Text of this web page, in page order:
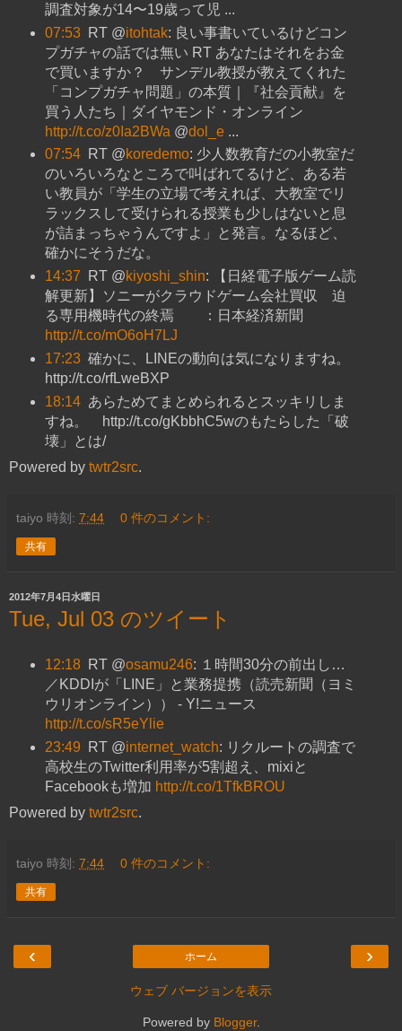
調査対象が14〜19歳って児 ...
07:53
RT @itohtak: 良い事書いているけどコン
プガチャの話では無い RT あなたはそれをお金
で買いますか？ サンデル教授が教えてくれた
「コンプガチャ問題」の本質｜『社会貢献』を
買う人たち｜ダイヤモンド・オンライン
http://t.co/z0Ia2BWa @dol_e...
07:54
RT @koredemo: 少人数教育だの小教室だ
のいろいろなところで叫ばれてるけど、ある若
い教員が「学生の立場で考えれば、大教室でリ
ラックスして受けられる授業も少しはないと息
が詰まっちゃうんですよ」と発言。なるほど、
確かにそうだな。
14:37
RT @kiyoshi_shin: 【日経電子版ゲーム読
解更新】ソニーがクラウドゲーム会社買収 迫
る専用機時代の終焉 ：日本経済新聞
http://t.co/mO6oH7LJ
17:23 確かに、LINEの動向は気になりますね。
http://t.co/rfLweBXP
18:14 あらためてまとめられるとスッキリしま
すね。 http://t.co/gKbbhC5wのもたらした「破
壊」とは/
Powered by twtr2src.
taiyo 時刻: 7:44 0 件のコメント:
共有
2012年7月4日水曜日
Tue, Jul 03 のツイート
12:18 RT @osamu246: １時間30分の前出し…
／KDDIが「LINE」と業務提携（読売新聞（ヨミ
ウリオンライン）） - Y!ニュース
http://t.co/sR5eYlie
23:49
RT @internet_watch: リクルートの調査で
高校生のTwitter利用率が5割超え、mixiと
Facebookも増加 http://t.co/1TfkBROU
Powered by twtr2src.
taiyo 時刻: 7:44 0 件のコメント:
共有
‹ ›
ホーム
ウェブ バージョンを表示
Powered by Blogger.